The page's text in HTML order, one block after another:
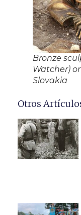
Bronze
Watcher)
Slovakia
Otros